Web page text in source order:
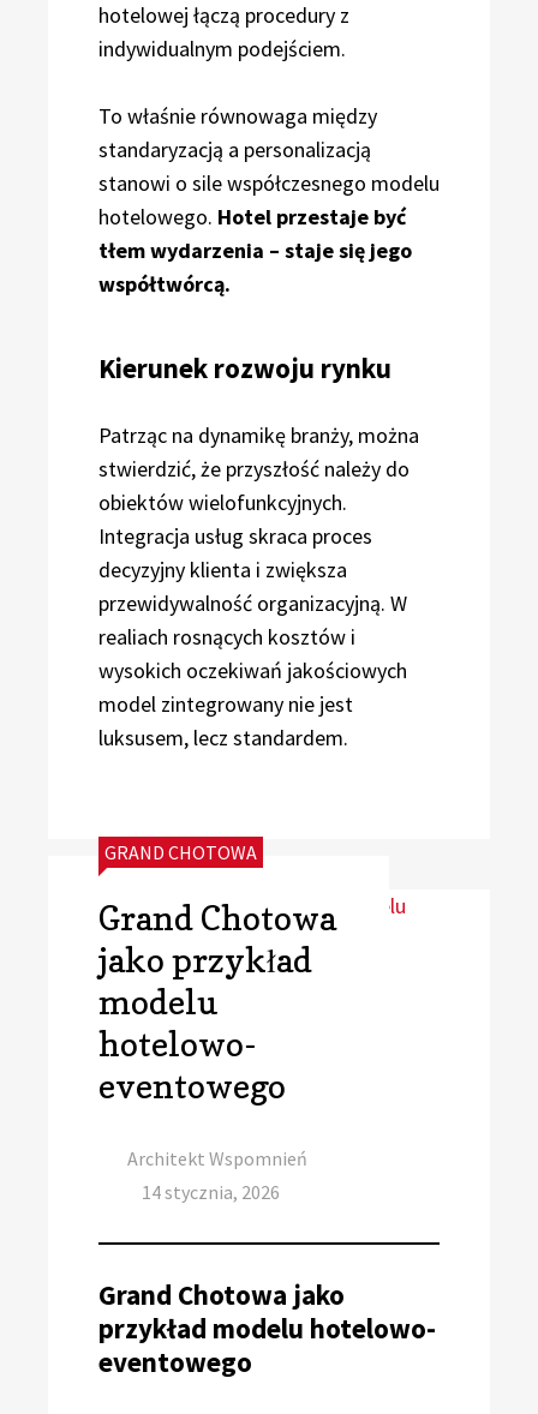
hotelowej łączą procedury z
indywidualnym podejściem.
To właśnie równowaga między
standaryzacją a personalizacją
stanowi o sile współczesnego modelu
hotelowego. Hotel przestaje być
tłem wydarzenia – staje się jego
współtwórcą.
Kierunek rozwoju rynku
Patrząc na dynamikę branży, można
stwierdzić, że przyszłość należy do
obiektów wielofunkcyjnych.
Integracja usług skraca proces
decyzyjny klienta i zwiększa
przewidywalność organizacyjną. W
realiach rosnących kosztów i
wysokich oczekiwań jakościowych
model zintegrowany nie jest
luksusem, lecz standardem.
CATEGORIES:
GRAND CHOTOWA
Grand Chotowa
jako przykład
modelu
hotelowo-
eventowego
Author
Architekt Wspomnień
Posted
14 stycznia, 2026
Grand Chotowa jako
przykład modelu hotelowo-
eventowego